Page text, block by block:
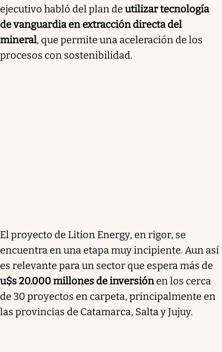
ejecutivo habló del plan de utilizar tecnología
de vanguardia en extracción directa del
mineral, que permite una aceleración de los
procesos con sostenibilidad.
El proyecto de Lition Energy, en rigor, se
encuentra en una etapa muy incipiente. Aun así
es relevante para un sector que espera más de
u$s 20.000 millones de inversiónen los cerca
de 30 proyectos en carpeta, principalmente en
las provincias de Catamarca, Salta y Jujuy.